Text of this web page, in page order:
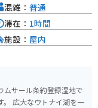
ムサール条約登録湿地で
一
混雑： 普通
滞在： 1時間
施設： 屋内